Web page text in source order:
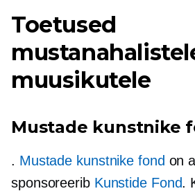
Toetused
muusikutele
Mustade kunstnike
. Mustade kunstnike fond on
sponsoreerib Kunstide Fond.